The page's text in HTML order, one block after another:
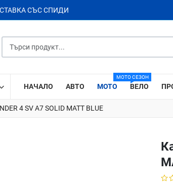
СЪС СПИДИ
НАЧАЛО АВТО МОТО
МОТО СЕЗОН
ВЕЛО
4 SV A7 SOLID MATT BLUE